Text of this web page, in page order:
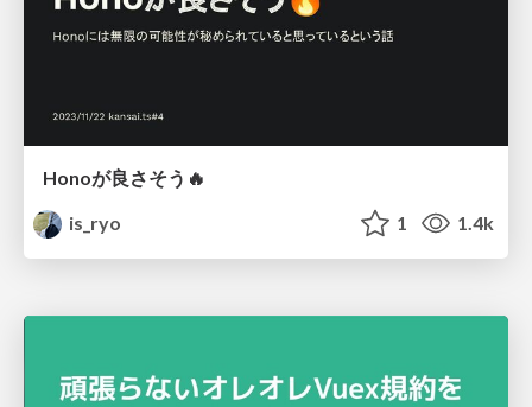
Honoが良さそう🔥
is_ryo
1 1.4k